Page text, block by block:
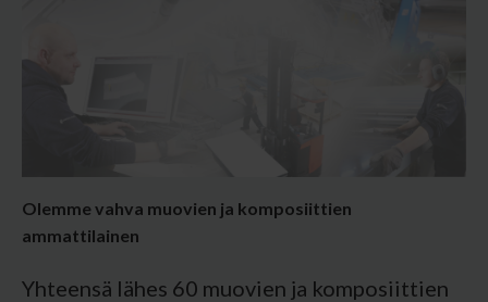
Olemme vahva muovien ja komposiittien
ammattilainen
Yhteensä lähes 60 muovien ja komposiittien